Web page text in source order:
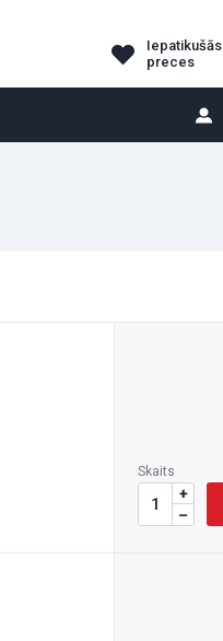
Iepatikušās
preces
Skaits